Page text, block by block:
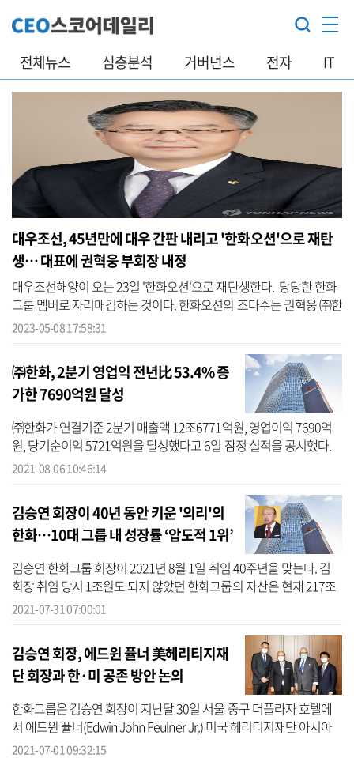
전체뉴스 심층분석 거버넌스 전자 IT
대우조선, 45년만에 대우 간판 내리고 '한화오션'으로 재탄
생… 대표에 권혁웅 부회장 내정
대우조선해양이 오는 23일 '한화오션'으로 재탄생한다. 당당한 한화
그룹 멤버로 자리매김하는 것이다. 한화오션의 조타수는 권혁웅 ㈜한
화 지원부문 사장이 맡게 됐다. 한화는 권 사장을 부회장으로 승진시
2023-05-08 17:58:31
㈜한화, 2분기 영업익 전년比 53.4% 증
가한 7690억원 달성
㈜한화가 연결기준 2분기 매출액 12조6771억원, 영업이익 7690억
원, 당기순이익 5721억원을 달성했다고 6일 잠정 실적을 공시했다.
매출은 전년 동기 대비 14.2%, 영업이익은 53.4% 각각 증가했다. 당
2021-08-06 10:46:14
김승연 회장이 40년 동안 키운 '의리'의
한화…10대 그룹 내 성장률 ‘압도적 1위’
김승연 한화그룹 회장이 2021년 8월 1일 취임 40주년을 맞는다. 김
회장 취임 당시 1조원도 되지 않았던 한화그룹의 자산은 현재 217조
원으로 급성장했다. 재계 서열은 10위에서 7위로 세 계단 상승했다.
2021-07-31 07:00:01
김승연 회장, 에드윈 퓰너 美헤리티지재
단 회장과 한·미 공존 방안 논의
한화그룹은 김승연 회장이 지난달 30일 서울 중구 더플라자 호텔에
서 에드윈 퓰너(Edwin John Feulner Jr.) 미국 헤리티지재단 아시아
연구센터 회장을 만나 만찬을 함께 했다고 1일 밝혔다. 이번 만남은
2021-07-01 09:32:15